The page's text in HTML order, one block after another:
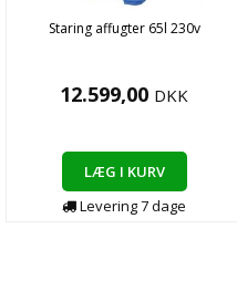
Staring affugter 65l 230v
12.599,00 DKK
LÆG I KURV
Levering7dage